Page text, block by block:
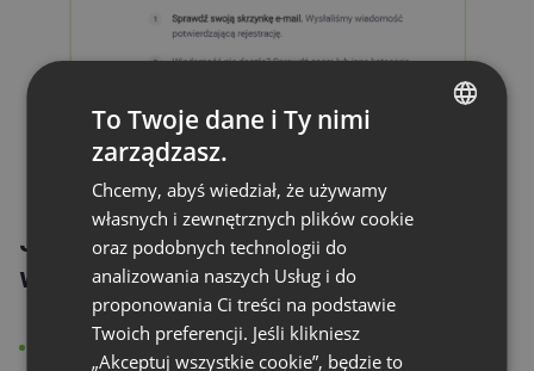
Jakie możliwości zyskuję po
włączeniu rejestracji?
Dostęp do l ist osób zarejestrowanych
FRENCH
RUSSIAN
SPANISH
To Twoje dane i Ty nimi
zarządzasz.
Chcemy, abyś wiedział, że używamy
własnych i zewnętrznych plików cookie
oraz podobnych technologii do
analizowania naszych Usług i do
proponowania Ci treści na podstawie
Twoich preferencji. Jeśli klikniesz
„Akceptuj wszystkie cookie”, będzie to